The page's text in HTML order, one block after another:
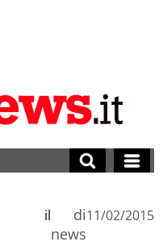
di
news
il 11/02/2015